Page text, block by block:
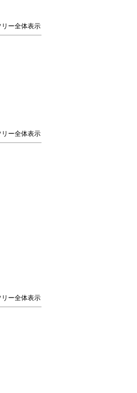
リー全体表示
リー全体表示
リー全体表示